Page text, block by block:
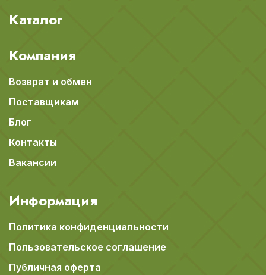
Каталог
Компания
Возврат и обмен
Поставщикам
Блог
Контакты
Вакансии
Информация
Политика конфиденциальности
Пользовательское соглашение
Публичная оферта